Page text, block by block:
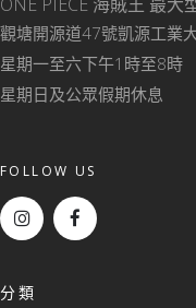
觀塘開源道47號凱源工業
星期一至六下午1時至8時
星期日及公眾假期休息
FOLLOW US
分類